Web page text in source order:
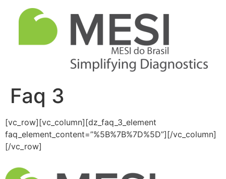
Faq 3
[vc_row][vc_column][dz_faq_3_element
faq_element_content=”%5B%7B%7D%5D”][/vc_column]
[/vc_row]